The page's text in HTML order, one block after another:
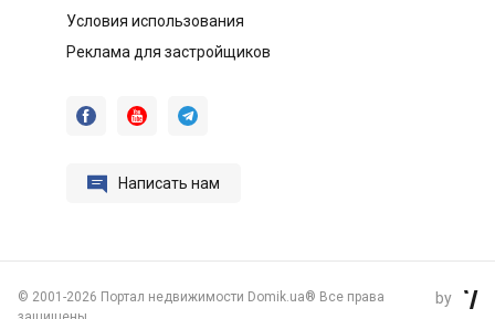
Условия использования
Реклама для застройщиков
  
 Написать нам
© 2001-2026 Портал недвижимости Domik.ua® Все права
by 